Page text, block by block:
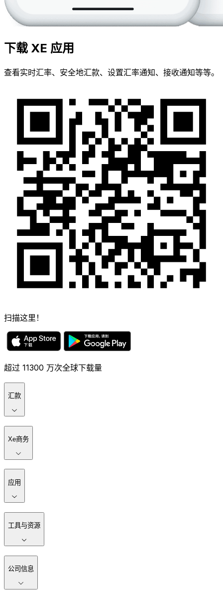
下载 XE 应用
查看实时汇率、安全地汇款、设置汇率通知、接收通知等等。
扫描这里！
超过 11300 万次全球下载量
汇款
Xe商务
应用
工具与资源
公司信息